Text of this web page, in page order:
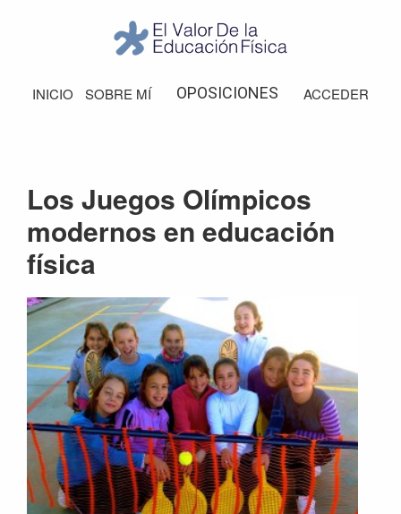
navegación
principal
Valor
de
INICIO SOBRE MÍ OPOSICIONES ACCEDER
Los Juegos Olímpicos
modernos en educación
física